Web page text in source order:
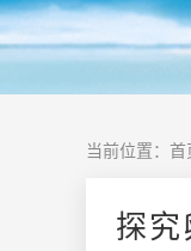
当前位置： 首
探